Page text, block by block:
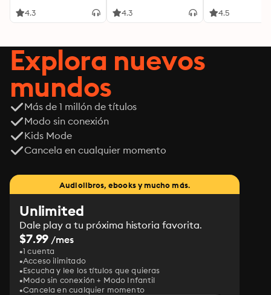
4.3 4.3 4.5
Explora nuevos
mundos
Más de 1 millón de títulos
Modo sin conexión
Kids Mode
Cancela en cualquier momento
Audiolibros, ebooks y mucho más.
Unlimited
Dale play a tu próxima historia favorita.
$7.99 /mes
1 cuenta
Acceso ilimitado
Escucha y lee los títulos que quieras
Modo sin conexión + Modo Infantil
Cancela en cualquier momento